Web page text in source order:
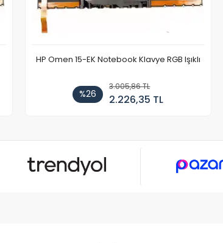
HP Omen 15-EK Notebook Klavye RGB Işıklı
%26
3.005,86 TL
2.226,35 TL